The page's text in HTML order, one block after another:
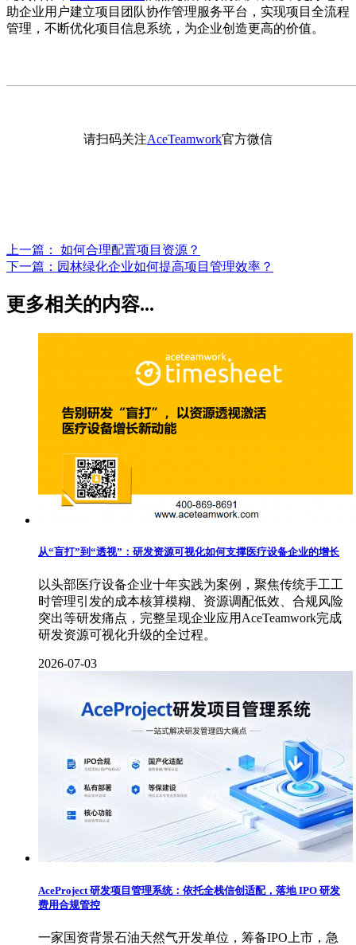
助企业用户建立项目团队协作管理服务平台，实现项目全流程
管理，不断优化项目信息系统，为企业创造更高的价值。
请扫码关注AceTeamwork官方微信
上一篇： 如何合理配置项目资源？
下一篇： 园林绿化企业如何提高项目管理效率？
更多相关的内容...
从“盲打”到“透视”：研发资源可视化如何支撑医疗设备企业的增长
以头部医疗设备企业十年实践为案例，聚焦传统手工工
时管理引发的成本核算模糊、资源调配低效、合规风险
突出等研发痛点，完整呈现企业应用AceTeamwork完成
研发资源可视化升级的全过程。
2026-07-03
AceProject 研发项目管理系统：依托全栈信创适配，落地 IPO 研发
费用合规管控
一家国资背景石油天然气开发单位，筹备IPO上市，急